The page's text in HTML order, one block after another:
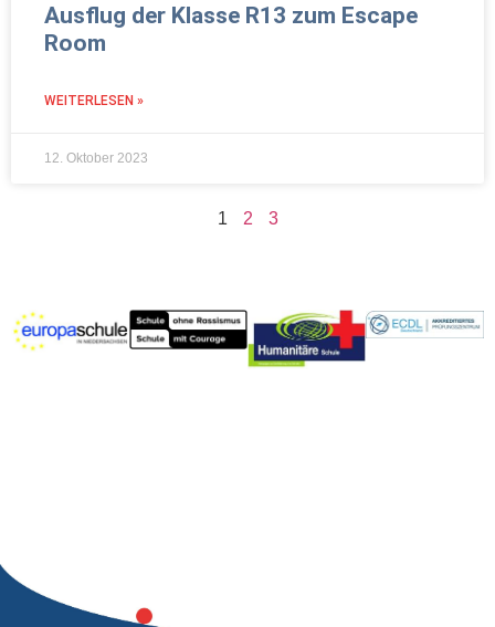
Ausflug der Klasse R13 zum Escape
Room
WEITERLESEN »
12. Oktober 2023
1 2 3